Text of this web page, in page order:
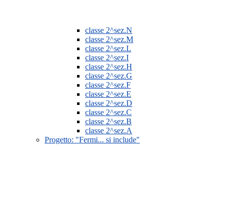
classe 2^sez.N
classe 2^sez.M
classe 2^sez.L
classe 2^sez.I
classe 2^sez.H
classe 2^sez.G
classe 2^sez.F
classe 2^sez.E
classe 2^sez.D
classe 2^sez.C
classe 2^sez.B
classe 2^sez.A
Progetto: "Fermi... si include"